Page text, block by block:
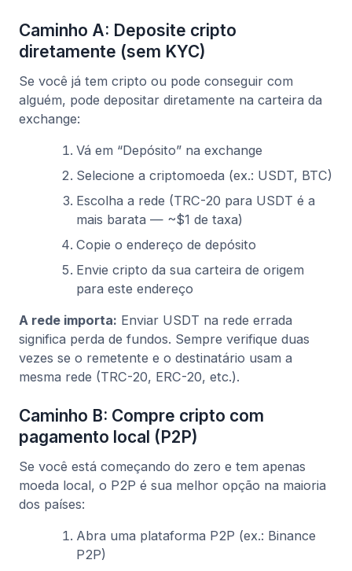
Caminho A: Deposite cripto
diretamente (sem KYC)
Se você já tem cripto ou pode conseguir com
alguém, pode depositar diretamente na carteira da
exchange:
Vá em “Depósito” na exchange
Selecione a criptomoeda (ex.: USDT, BTC)
Escolha a rede (TRC-20 para USDT é a
mais barata — ~$1 de taxa)
Copie o endereço de depósito
Envie cripto da sua carteira de origem
para este endereço
A rede importa: Enviar USDT na rede errada
significa perda de fundos. Sempre verifique duas
vezes se o remetente e o destinatário usam a
mesma rede (TRC-20, ERC-20, etc.).
Caminho B: Compre cripto com
pagamento local (P2P)
Se você está começando do zero e tem apenas
moeda local, o P2P é sua melhor opção na maioria
dos países:
Abra uma plataforma P2P (ex.: Binance
P2P)